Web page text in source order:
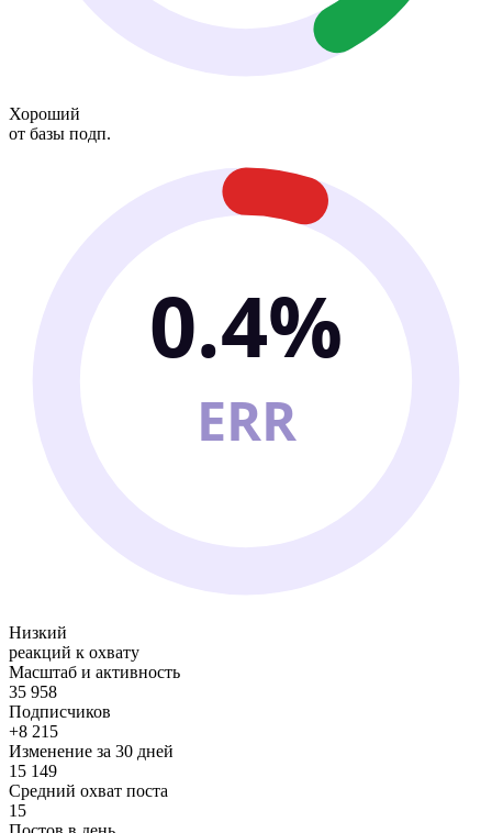
Хороший
от базы подп.
0.4%
ERR
Низкий
реакций к охвату
Масштаб и активность
35 958
Подписчиков
+8 215
Изменение за 30 дней
15 149
Средний охват поста
15